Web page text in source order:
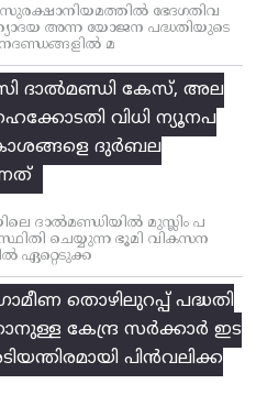
ഭേദഗതിവ
അന്ന യോജന പദ്ധതിയുടെ
മ
ദാൽമണ്ഡി കേസ്, അല
വിധി ന്യൂനപ
ദുർബല
ദാൽമണ്ഡിയിൽ മുസ്ലിം പ
സ്ഥിതി ചെയ്യുന്ന ഭൂമി വികസന
ഏറ്റെടുക്ക
തൊഴിലുറപ്പ്‌ പദ്ധതി
കേന്ദ്ര സര്‍ക്കാര്‍ ഇട
പിന്‍വലിക്ക